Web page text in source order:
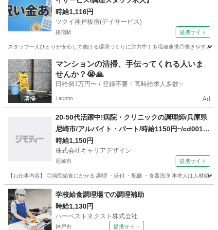
時給1,116円
ツクイ神戸板宿(デイサービス)
板宿駅 提携サイト
スタッフ一人ひとりが安心して働ける環境づくりに注力中！多職種連携◎働きやす
兵庫 神戸市 板宿駅 その他
マンションの清掃、手伝ってくれる人いま
せんか？😭🙏
日給例1万円〜 / 登録不要！高時給求人多数✨
Lacotto Ad
20-50代活躍中!病院・クリニックの調理師/兵庫県
尼崎市/アルバイト・パート/時給1150円~/cd0010
70
時給1,150円
株式会社キャリアデザイン
尼崎市 提携サイト
【お仕事内容】 ◎病院給食にかかる 調理 ・盛付 ・配膳 ・食器洗浄 本求人は人材紹
兵庫 尼崎市 その他
学校給食調理場での調理補助
時給1,130円
ハーベストネクスト株式会社
神戸市 提携サイト